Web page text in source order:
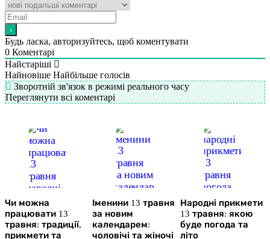
Будь ласка, авторизуйтесь, щоб коментувати
0 Коментарі
Найстаріші
Найновіше Найбільше голосів
Зворотній зв'язок в режимі реального часу
Переглянути всі коментарі
Чи можна
працювати 13
травня: традиції,
прикмети та
Іменини 13 травня
за новим
календарем:
чоловічі та жіночі
Народні прикмети
13 травня: якою
буде погода та
літо